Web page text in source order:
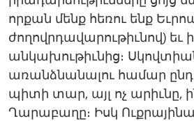
որքան մենք հեռու ենք
ժողովրդավարութիւնով) եւ
անկախութիւնից։
առանձնանալու համար
պիտի տար, այլ ոչ արիւնը,
Ղարաբաղը։ Իսկ